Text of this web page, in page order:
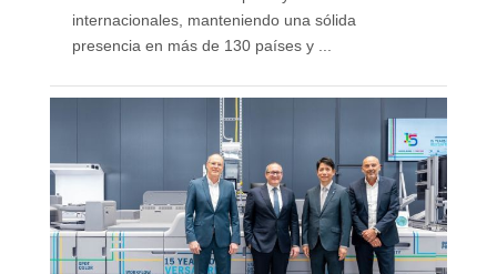
internacionales, manteniendo una sólida
presencia en más de 130 países y ...